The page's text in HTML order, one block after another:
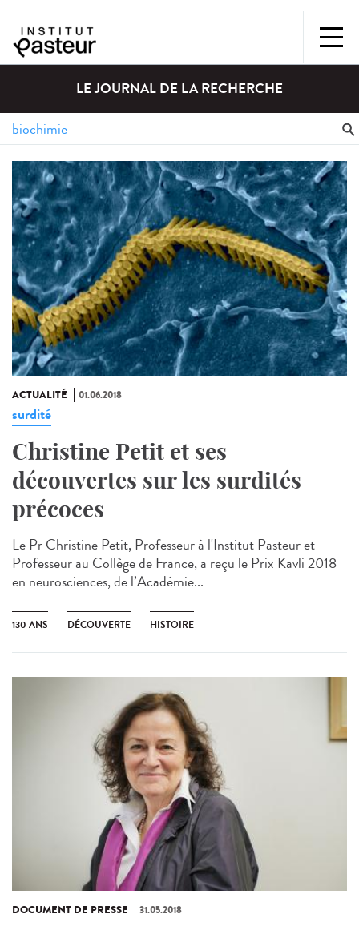
LE JOURNAL DE LA RECHERCHE
ACTUALITÉ 01.06.2018
surdité
Christine Petit et ses
découvertes sur les surdités
précoces
Le Pr Christine Petit, Professeur à l'Institut Pasteur et
Professeur au Collège de France, a reçu le Prix Kavli 2018
en neurosciences, de l’Académie...
130 ANS DÉCOUVERTE HISTOIRE
DOCUMENT DE PRESSE 31.05.2018